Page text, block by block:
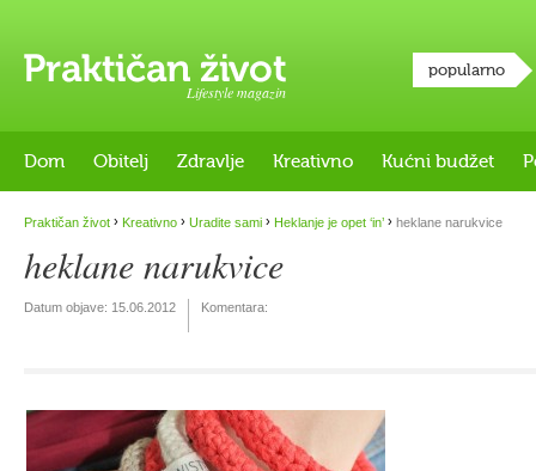
Lifestyle magazin
popularno
Dom Obitelj Zdravlje Kreativno Kućni budžet
Praktičan život › Kreativno › Uradite sami › Heklanje je opet ‘in’ › heklane narukvice
heklane narukvice
Datum objave: 15.06.2012 Komentara: